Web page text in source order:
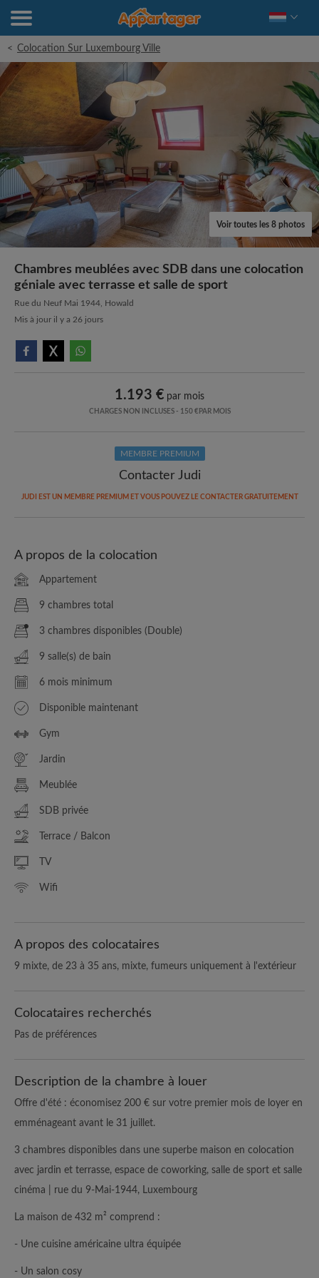
< Colocation Sur Luxembourg Ville
Voir toutes les 8 photos
Chambres meublées avec SDB dans une colocation
géniale avec terrasse et salle de sport
Rue du Neuf Mai 1944, Howald
Mis à jour il y a 26 jours
1.193 € par mois
CHARGES NON INCLUSES - 150 €PAR MOIS
MEMBRE PREMIUM
Contacter Judi
JUDI EST UN MEMBRE PREMIUM ET VOUS POUVEZ LE CONTACTER GRATUITEMENT
A propos de la colocation
Appartement
9 chambres total
3 chambres disponibles (Double)
9 salle(s) de bain
6 mois minimum
Disponible maintenant
Gym
Jardin
Meublée
SDB privée
Terrace / Balcon
TV
Wifi
A propos des colocataires
9 mixte, de 23 à 35 ans, mixte, fumeurs uniquement à l'extérieur
Colocataires recherchés
Pas de préférences
Description de la chambre à louer
Offre d'été : économisez 200 € sur votre premier mois de loyer en
emménageant avant le 31 juillet.
3 chambres disponibles dans une superbe maison en colocation
avec jardin et terrasse, espace de coworking, salle de sport et salle
cinéma | rue du 9-Mai-1944, Luxembourg
La maison de 432 m² comprend :
- Une cuisine américaine ultra équipée
- Un salon cosy